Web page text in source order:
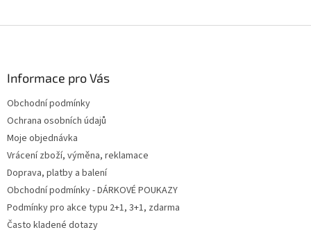
Informace pro Vás
Obchodní podmínky
Ochrana osobních údajů
Moje objednávka
Vrácení zboží, výměna, reklamace
Doprava, platby a balení
Obchodní podmínky - DÁRKOVÉ POUKAZY
Podmínky pro akce typu 2+1, 3+1, zdarma
Často kladené dotazy